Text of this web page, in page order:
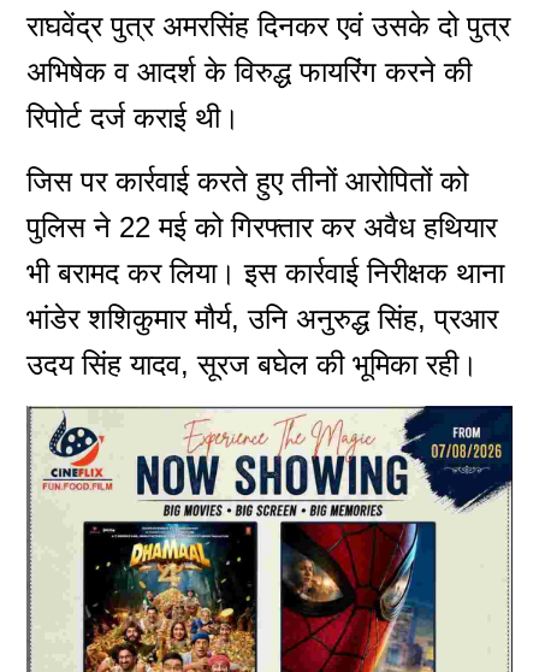
राघवेंद्र पुत्र अमरसिंह दिनकर एवं उसके दो पुत्र
अभिषेक व आदर्श के विरुद्ध फायरिंग करने की
रिपोर्ट दर्ज कराई थी।
जिस पर कार्रवाई करते हुए तीनों आरोपितों को
पुलिस ने 22 मई को गिरफ्तार कर अवैध हथियार
भी बरामद कर लिया। इस कार्रवाई निरीक्षक थाना
भांडेर शशिकुमार मौर्य, उनि अनुरुद्ध सिंह, प्रआर
उदय सिंह यादव, सूरज बघेल की भूमिका रही।